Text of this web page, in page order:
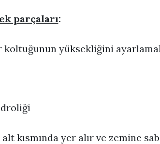
parçaları:
koltuğunun yüksekliğini
kısmında yer alır ve zemine